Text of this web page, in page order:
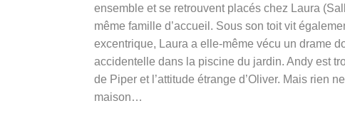
ensemble et se retrouvent placés chez Laura
même famille d’accueil. Sous son toit vit
excentrique, Laura a elle-même vécu un drame
accidentelle dans la piscine du jardin. Andy est
de Piper et l’attitude étrange d’Oliver. Mais rien
maison…